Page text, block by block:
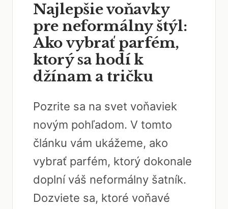
Najlepšie voňavky
pre neformálny štýl:
Ako vybrať parfém,
ktorý sa hodí k
džínam a tričku
Pozrite sa na svet voňaviek
novým pohľadom. V tomto
článku vám ukážeme, ako
vybrať parfém, ktorý dokonale
doplní váš neformálny šatník.
Dozviete sa, ktoré voňavé